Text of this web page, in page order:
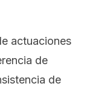
actuaciones
de
de